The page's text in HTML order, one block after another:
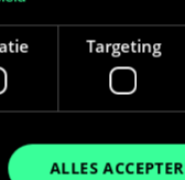
Targeting
ALLES